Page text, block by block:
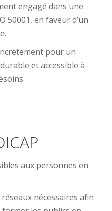
engagé dans une
50001, en faveur d’un
pour un
et accessible à
aux personnes en
nécessaires afin